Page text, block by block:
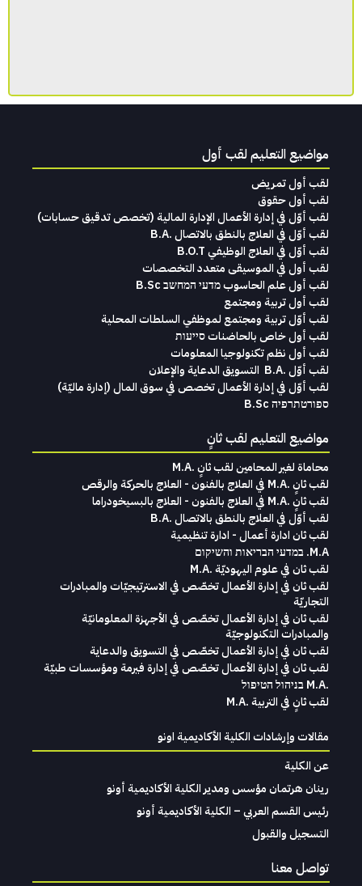
مواضيع التعليم لقب أول
لقب أول تمريض
لقب أول حقوق
لقب‭ ‬أوّل‭ ‬في‭ ‬إدارة‭ ‬الأعمال الإدارة‭ ‬المالية (تخصص‭ ‬تدقيق‭ ‬حسابات)‬
لقب أوّل في العلاج بالنطق بالاتصال .B.A
لقب أوّل في العلاج الوظيفي B.O.T
لقب‭ ‬أول في‭ ‬الموسيقى‭ ‬متعدد‭ ‬التخصصات‭
لقب أول علم الحاسوب מדעי המחשב B.Sc
لقب أول تربية ومجتمع
لقب أوّل تربية ومجتمع لموظفي السلطات المحلية
لقب أول خاص بالحاضنات סייעות
لقب أول نظم تكنولوجيا المعلومات
لقب‭ ‬أوّل .‭ ‬B.A التسويق‭ ‬الدعاية‭ ‬والإعلان
لقب‭ ‬أوّل‭ ‬في‭ ‬إدارة‭ ‬الأعمال تخصص‭ ‬في‭ ‬سوق‭ ‬المال ‭)‬إدارة‭ ‬ماليّة‭ (
ספורטתרפיה B.Sc
مواضيع التعليم لقب ثانٍ
محاماة‭ ‬لغير‭ ‬المحامين لقب‭ ‬ثانٍ .‭ ‬M.A
لقب ثانٍ .M.A في العلاج بالفنون - العلاج بالحركة والرقص
لقب ثانٍ .M.A في العلاج بالفنون - العلاج بالبسيخودراما
لقب أوّل في العلاج بالنطق بالاتصال .B.A
لقب ثان ادارة أعمال - ادارة تنظيمية
M.A. במדעי הבריאות והשיקום
لقب ثان في علوم اليهوديّة .M.A
لقب ثان في إدارة الأعمال تخصّص في الاسترتيجيّات والمبادرات
التجاريّة
لقب ثان في إدارة الأعمال تخصّص في الأجهزة المعلومانيّة
والمبادرات التكنولوجيّة
لقب ثان في إدارة الأعمال تخصّص في التسويق والدعاية
لقب ثان في إدارة الأعمال تخصّص في إدارة فيرمة ومؤسسات طبيّة
.M.A בניהול הטיפול
لقب ثانٍ في التربية .M.A
مقالات وإرشادات الكلية الأكاديمية اونو
عن الكلية
رينان هرتمان مؤسس ومدير الكلية الأكاديمية أونو
رئيس القسم العربي – الكلية الأكاديمية أونو
التسجيل والقبول
تواصل معنا